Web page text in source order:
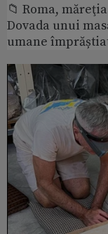
📁 Roma,
Dovada unui
umane